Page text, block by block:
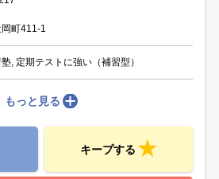
町411-1
, 定期テストに強い（補習型）
もっと見る
キープする